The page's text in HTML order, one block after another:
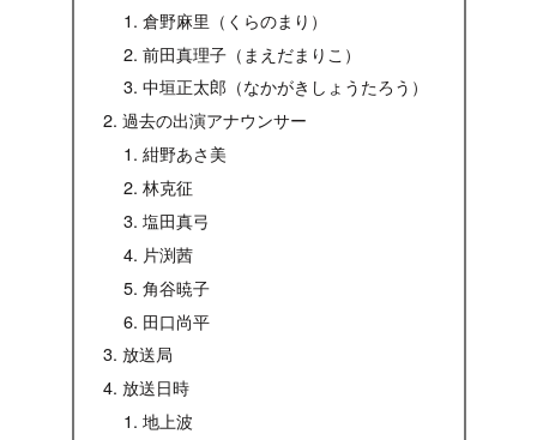
倉野麻里（くらのまり）
前田真理子（まえだまりこ）
中垣正太郎（なかがきしょうたろう）
過去の出演アナウンサー
紺野あさ美
林克征
塩田真弓
片渕茜
角谷暁子
田口尚平
放送局
放送日時
地上波